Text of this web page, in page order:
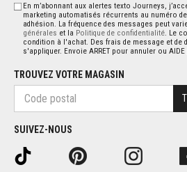
En m’abonnant aux alertes texto Journeys,
marketing automatisés récurrents au numéro
adhésion. La fréquence des messages peut
générales et la Politique de confidentialité. Le
condition à l'achat. Des frais de message et de
s'appliquer. Envoie ARRET pour annuler ou
TROUVEZ VOTRE MAGASIN
SUIVEZ-NOUS